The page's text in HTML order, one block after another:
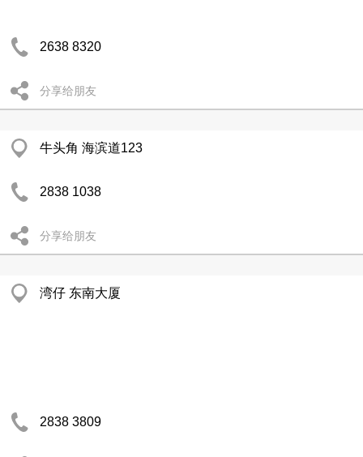
2638 8320
分享给朋友
牛头角 海滨道123
2838 1038
分享给朋友
湾仔 东南大厦
2838 3809